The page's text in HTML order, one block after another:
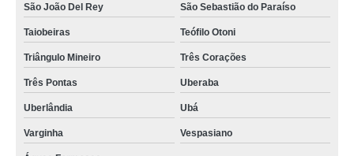
São João Del Rey São Sebastião do Paraíso
Taiobeiras Teófilo Otoni
Triângulo Mineiro Três Corações
Três Pontas Uberaba
Uberlândia Ubá
Varginha Vespasiano